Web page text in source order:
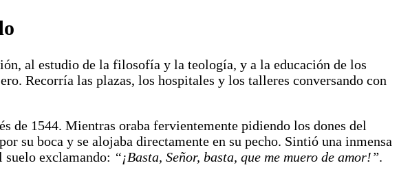
al estudio de la filosofía y la teología, y a la educación de los
Recorría las plazas, los hospitales y los talleres conversando con
de 1544. Mientras oraba fervientemente pidiendo los dones del
su boca y se alojaba directamente en su pecho. Sintió una inmensa
suelo exclamando: “¡Basta, Señor, basta, que me muero de amor!”.